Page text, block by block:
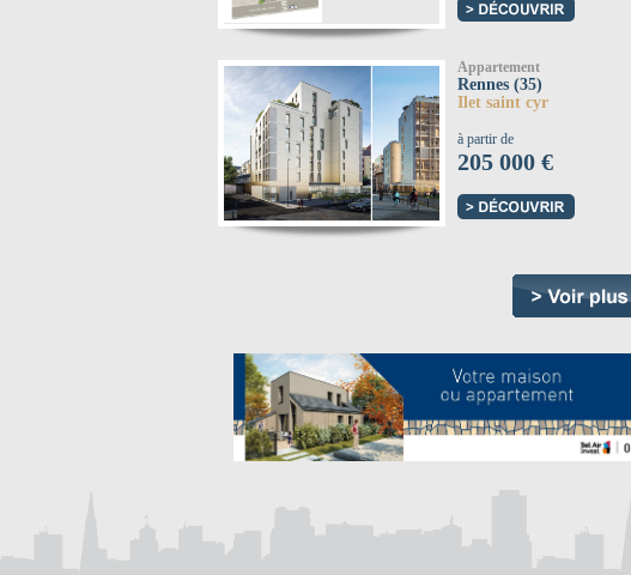
Appartement
Rennes (35)
Ilet saint cyr
à partir de
205 000 €